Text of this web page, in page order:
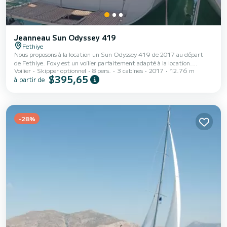
Jeanneau Sun Odyssey 419
Fethiye
Nous proposons à la location un Sun Odyssey 419 de 2017 au départ
de Fethiye. Foxy est un voilier parfaitement adapté à la location.
Ce voilier est très agréable à manœuvrer pour une croisière d'une
semaine ou plus. Le bateau dispose de 3 cabines tout confort et une
extraordinaires sur l'eau dans les environs de Fethiye Ce Sun Odyss...
Voilier Skipper optionnel 8 pers. 3 cabines 2017 12.76 m
à partir de $395,65
-28%